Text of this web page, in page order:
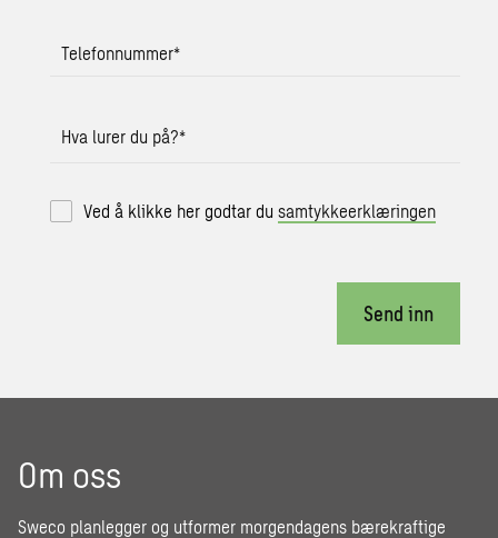
Telefonnummer*
Hva lurer du på?*
Ved å klikke her godtar dusamtykkeerklæringen
Send inn
Om oss
Sweco planlegger og utformer morgendagens bærekraftige